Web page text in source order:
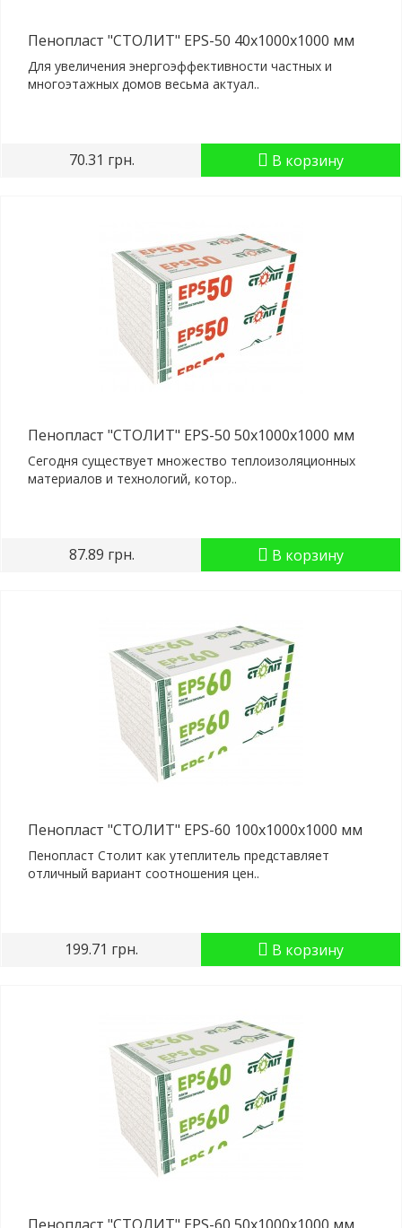
Пенопласт "СТОЛИТ" EPS-50 40x1000x1000 мм
Для увеличения энергоэффективности частных и
многоэтажных домов весьма актуал..
70.31 грн. В корзину
Пенопласт "СТОЛИТ" EPS-50 50x1000x1000 мм
Сегодня существует множество теплоизоляционных
материалов и технологий, котор..
87.89 грн. В корзину
Пенопласт "СТОЛИТ" EPS-60 100x1000x1000 мм
Пенопласт Столит как утеплитель представляет
отличный вариант соотношения цен..
199.71 грн. В корзину